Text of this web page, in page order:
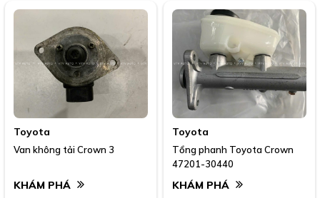
Toyota
Van không tải Crown 3
KHÁM PHÁ
Toyota
Tổng phanh Toyota Crown
47201-30440
KHÁM PHÁ